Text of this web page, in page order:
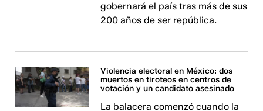
gobernará el país tras más de sus
200 años de ser república.
Violencia electoral en México: dos
muertos en tiroteos en centros de
votación y un candidato asesinado
La balacera comenzó cuando la